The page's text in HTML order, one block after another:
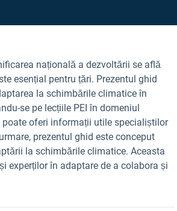
națională a dezvoltării se află
esențial pentru țări. Prezentul ghid
la schimbările climatice în
se pe lecțiile PEI în domeniul
poate oferi informații utile specialiștilor
prezentul ghid este conceput
la schimbările climatice. Aceasta
experților în adaptare de a colabora și